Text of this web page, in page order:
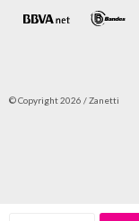
© Copyright 2026 / Zanetti